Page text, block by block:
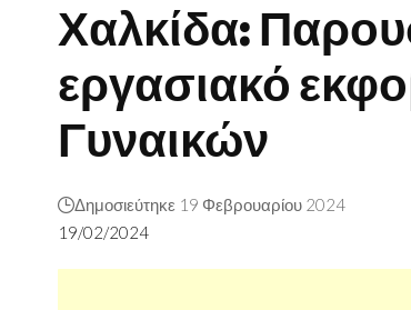
Χαλκίδα:
εργασιακό
Γυναικών
19/02/2024
Δημοσιεύτηκε 19 Φεβρουαρίου 2024